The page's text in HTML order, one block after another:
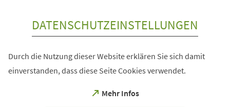
DATENSCHUTZEINSTELLUNGEN
Durch die Nutzung dieser Website erklären Sie sich damit
einverstanden, dass diese Seite Cookies verwendet.
Mehr Infos
(Öffnet